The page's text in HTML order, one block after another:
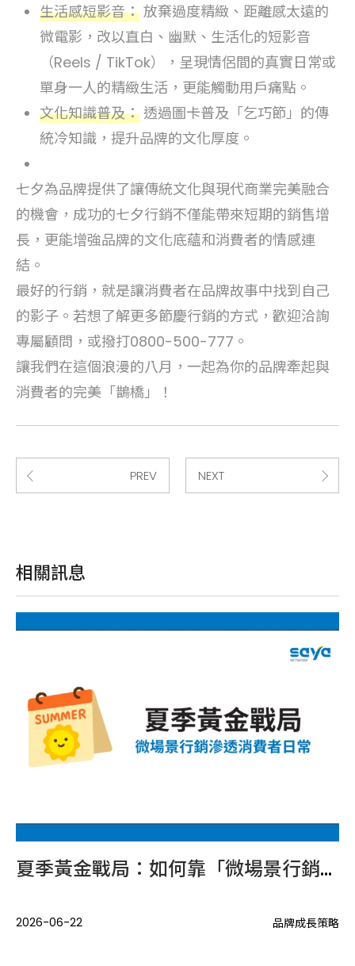
生活感短影音： 放棄過度精緻、距離感太遠的
微電影，改以直白、幽默、生活化的短影音
（Reels / TikTok），呈現情侶間的真實日常或
單身一人的精緻生活，更能觸動用戶痛點。
文化知識普及： 透過圖卡普及「乞巧節」的傳
統冷知識，提升品牌的文化厚度。
七夕為品牌提供了讓傳統文化與現代商業完美融合
的機會，成功的七夕行銷不僅能帶來短期的銷售增
長，更能增強品牌的文化底蘊和消費者的情感連
結。
最好的行銷，就是讓消費者在品牌故事中找到自己
的影子。若想了解更多節慶行銷的方式，歡迎洽詢
專屬顧問，或撥打0800-500-777。
讓我們在這個浪漫的八月，一起為你的品牌牽起與
消費者的完美「鵲橋」！
PREV NEXT
相關訊息
夏季黃金戰局：如何靠「微場景行銷」滲透消費者的日常？
2026-06-22 品牌成長策略